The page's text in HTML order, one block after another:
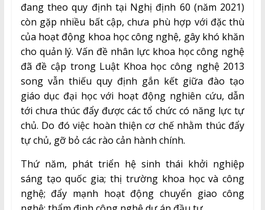
đang theo quy định tại Nghị định 60 (năm 2021)
còn gặp nhiều bất cập, chưa phù hợp với đặc thù
của hoạt động khoa học công nghệ, gây khó khăn
cho quản lý. Vấn đề nhân lực khoa học công nghệ
đã đề cập trong Luật Khoa học công nghệ 2013
song vẫn thiếu quy định gắn kết giữa đào tạo
giáo dục đại học với hoạt động nghiên cứu, dẫn
tới chưa thúc đẩy được các tổ chức có năng lực tự
chủ. Do đó việc hoàn thiện cơ chế nhằm thúc đẩy
tự chủ, gỡ bỏ các rào cản hành chính.
Thứ năm, phát triển hệ sinh thái khởi nghiệp
sáng tạo quốc gia; thị trường khoa học và công
nghệ; đẩy mạnh hoạt động chuyển giao công